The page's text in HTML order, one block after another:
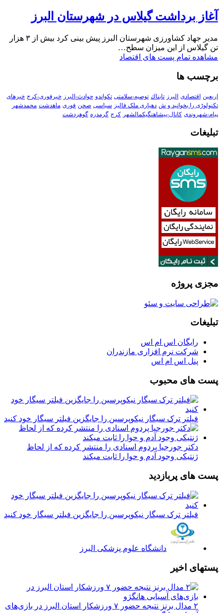
آغاز برداشت گیلاس در شهرستان البرز
مدیر جهاد کشاورزی شهرستان البرز پیش بینی کرد بیش از ۳ هزار
تن گیلاس از این میزان سطح…
مشاهده تمام پست های اقتصاد
برچسب ها
اربعین اقتصادی البرز تابناك توصیه-سلامتی تکواندو حوادث-البرز خبرفوری-کرج خبرهای
تکنولوڑی را بخوانید و ش دهیاری ملک فالیز سیاسی صحن فوری ماهدشت محمدشهر
پیام-شهروندی کانال-پیشاهنگیکمالشهر کرج گرمدره گوهردشت
تبلیغات
مجزی پروژه
تبلیغات
رایگان اس ام اس
شرکت نرم افزاری مازندران
پنل اس ام اس
پست های محبوب
فیلتر ترک سیگار نیکوپرسین را جایگزین فیلتر سیگار خود کنید
دکتر جورجیا پردوم اسنادی را منتشر کرده که از لحاظ
ژنتیکی وجود آدم و حوا را ثابت میکند
پست های پربازدید
فیلتر ترک سیگار نیکوپرسین را جایگزین فیلتر سیگار خود کنید
دانشگاه علوم پزشکی البرز
پستهای اخیر
۲ مدال برنز نتیجه حضور ۷ ورزشکار استان البرز در بازی‌های